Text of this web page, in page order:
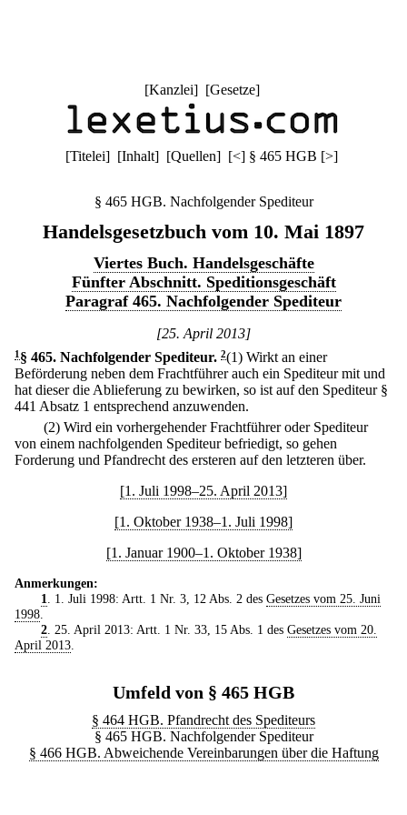
[Kanzlei] [Gesetze]
[Titelei] [Inhalt] [Quellen] [<] § 465 HGB [>]
§ 465 HGB. Nachfolgender Spediteur
Handelsgesetzbuch vom 10. Mai 1897
Viertes Buch. Handelsgeschäfte
Fünfter Abschnitt. Speditionsgeschäft
Paragraf 465. Nachfolgender Spediteur
[25. April 2013]
1 § 465. Nachfolgender Spediteur. 2(1) Wirkt an einer
Beförderung neben dem Frachtführer auch ein Spediteur mit und
hat dieser die Ablieferung zu bewirken, so ist auf den Spediteur §
441 Absatz 1 entsprechend anzuwenden.
(2) Wird ein vorhergehender Frachtführer oder Spediteur
von einem nachfolgenden Spediteur befriedigt, so gehen
Forderung und Pfandrecht des ersteren auf den letzteren über.
[1. Juli 1998–25. April 2013]
[1. Oktober 1938–1. Juli 1998]
[1. Januar 1900–1. Oktober 1938]
Anmerkungen:
1. 1. Juli 1998: Artt. 1 Nr. 3, 12 Abs. 2 des Gesetzes vom 25. Juni
1998.
2. 25. April 2013: Artt. 1 Nr. 33, 15 Abs. 1 des Gesetzes vom 20.
April 2013.
Umfeld von § 465 HGB
§ 464 HGB. Pfandrecht des Spediteurs
§ 465 HGB. Nachfolgender Spediteur
§ 466 HGB. Abweichende Vereinbarungen über die Haftung